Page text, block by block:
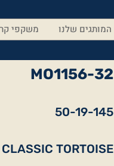
המותגים שלנו משקפי
MO1156-32
50-19-145
CLASSIC TORTOISE